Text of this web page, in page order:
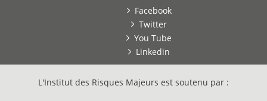
Facebook
Twitter
You Tube
Linkedin
L'Institut des Risques Majeurs est soutenu par :